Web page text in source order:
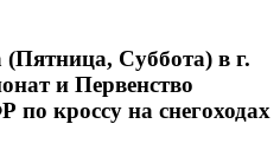
(Пятница, Суббота) в г.
и Первенство
кроссу на снегоходах